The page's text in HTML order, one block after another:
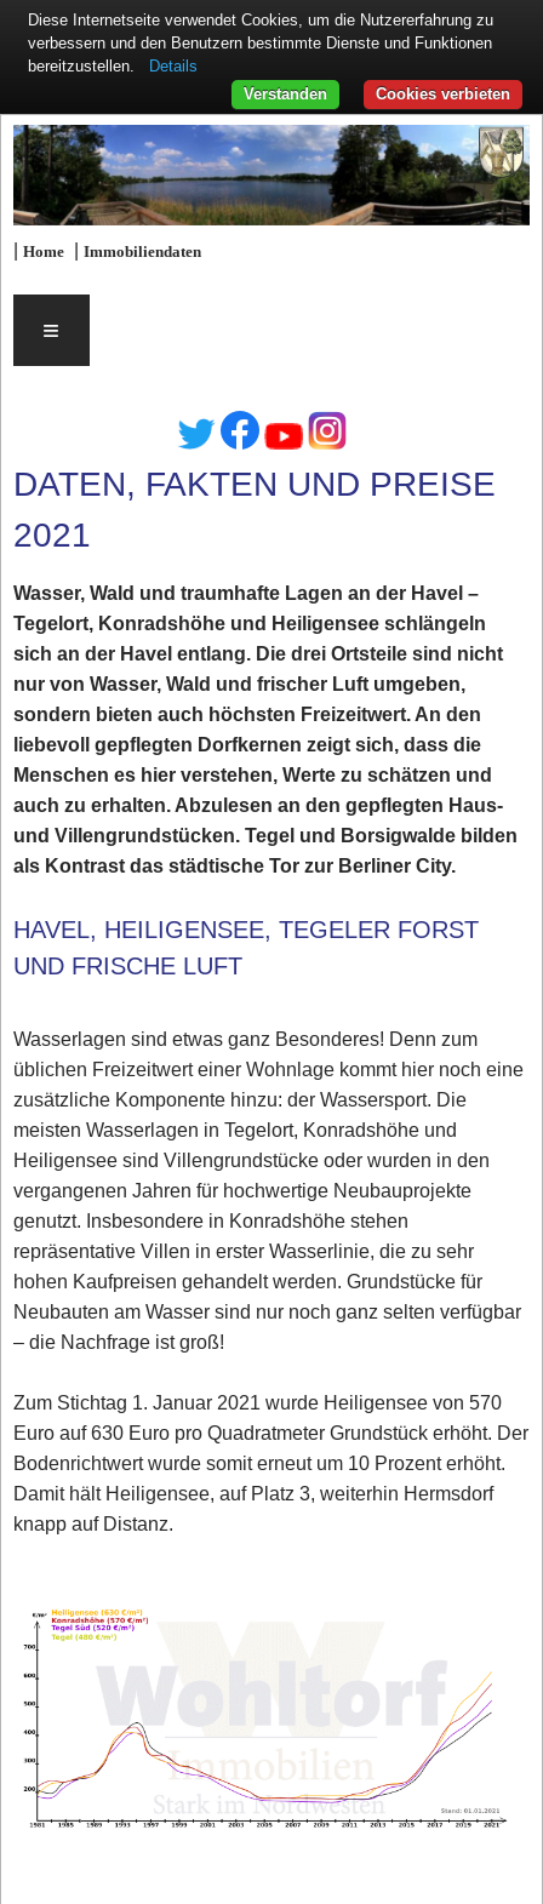
|Home |Immobiliendaten
≡
DATEN, FAKTEN UND PREISE
2021
Wasser, Wald und traumhafte Lagen an der Havel –
Tegelort, Konradshöhe und Heiligensee schlängeln
sich an der Havel entlang. Die drei Ortsteile sind nicht
nur von Wasser, Wald und frischer Luft umgeben,
sondern bieten auch höchsten Freizeitwert. An den
liebevoll gepflegten Dorfkernen zeigt sich, dass die
Menschen es hier verstehen, Werte zu schätzen und
auch zu erhalten. Abzulesen an den gepflegten Haus-
und Villengrundstücken. Tegel und Borsigwalde bilden
als Kontrast das städtische Tor zur Berliner City.
HAVEL, HEILIGENSEE, TEGELER FORST
UND FRISCHE LUFT
Wasserlagen sind etwas ganz Besonderes! Denn zum
üblichen Freizeitwert einer Wohnlage kommt hier noch eine
zusätzliche Komponente hinzu: der Wassersport. Die
meisten Wasserlagen in Tegelort, Konradshöhe und
Heiligensee sind Villengrundstücke oder wurden in den
vergangenen Jahren für hochwertige Neubauprojekte
genutzt. Insbesondere in Konradshöhe stehen
repräsentative Villen in erster Wasserlinie, die zu sehr
hohen Kaufpreisen gehandelt werden. Grundstücke für
Neubauten am Wasser sind nur noch ganz selten verfügbar
– die Nachfrage ist groß!
Zum Stichtag 1. Januar 2021 wurde Heiligensee von 570
Euro auf 630 Euro pro Quadratmeter Grundstück erhöht. Der
Bodenrichtwert wurde somit erneut um 10 Prozent erhöht.
Damit hält Heiligensee, auf Platz 3, weiterhin Hermsdorf
knapp auf Distanz.
Diese Internetseite verwendet Cookies, um die Nutzererfahrung zu
verbessern und den Benutzern bestimmte Dienste und Funktionen
bereitzustellen.
Details
Cookies verbieten
Verstanden